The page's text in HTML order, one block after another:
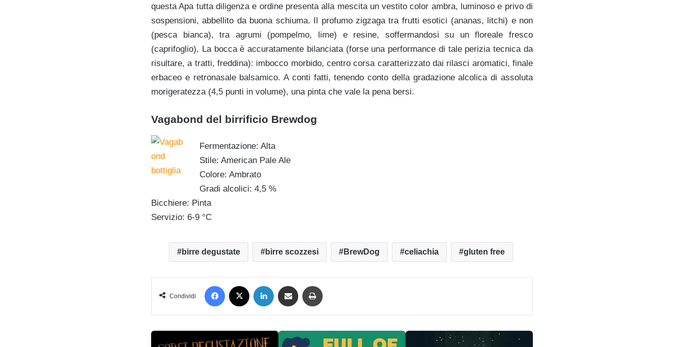
questa Apa tutta diligenza e ordine presenta alla mescita un vestito color ambra, luminoso e privo di
sospensioni, abbellito da buona schiuma. Il profumo zigzaga tra frutti esotici (ananas, litchi) e non
(pesca bianca), tra agrumi (pompelmo, lime) e resine, soffermandosi su un floreale fresco
(caprifoglio). La bocca è accuratamente bilanciata (forse una performance di tale perizia tecnica da
risultare, a tratti, freddina): imbocco morbido, centro corsa caratterizzato dai rilasci aromatici, finale
erbaceo e retronasale balsamico. A conti fatti, tenendo conto della gradazione alcolica di assoluta
morigeratezza (4,5 punti in volume), una pinta che vale la pena bersi.
Vagabond del birrificio Brewdog
Fermentazione: Alta
Stile: American Pale Ale
Colore: Ambrato
Gradi alcolici: 4,5 %
Bicchiere: Pinta
Servizio: 6-9 °C
birre degustate birre scozzesi BrewDog celiachia gluten free
Condividi
Facebook LinkedIn Condividi via mail